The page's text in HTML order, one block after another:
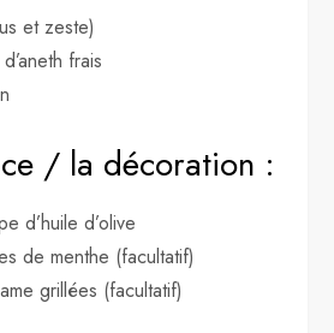
et zeste)
frais
/ la décoration :
d’huile d’olive
de menthe (facultatif)
grillées (facultatif)